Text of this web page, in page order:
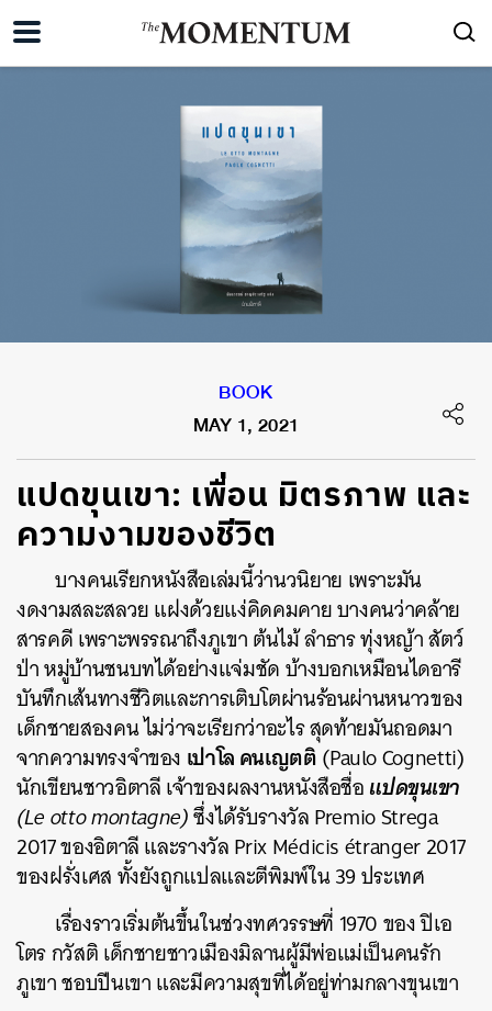
BOOK
MAY 1, 2021
แปดขุนเขา: เพื่อน มิตรภาพ และ
ความงามของชีวิต
บางคนเรียกหนังสือเล่มนี้ว่านวนิยาย เพราะมัน
งดงามสละสลวย แฝงด้วยแง่คิดคมคาย บางคนว่าคล้าย
สารคดี เพราะพรรณาถึงภูเขา ต้นไม้ ลำธาร ทุ่งหญ้า สัตว์
ป่า หมู่บ้านชนบทได้อย่างแจ่มชัด บ้างบอกเหมือนไดอารี
บันทึกเส้นทางชีวิตและการเติบโตผ่านร้อนผ่านหนาวของ
เด็กชายสองคน ไม่ว่าจะเรียกว่าอะไร สุดท้ายมันถอดมา
จากความทรงจำของ เปาโล คนเญตติ(Paulo Cognetti)
นักเขียนชาวอิตาลี เจ้าของผลงานหนังสือชื่อแปดขุนเขา
(Le otto montagne)ซึ่งได้รับรางวัล Premio Strega
2017 ของอิตาลี และรางวัลPrix Médicis étranger2017
ของฝรั่งเศส ทั้งยังถูกแปลและตีพิมพ์ใน 39 ประเทศ
เรื่องราวเริ่มต้นขึ้นในช่วงทศวรรษที่ 1970 ของปิเอ
โตร กวัสติเด็กชายชาวเมืองมิลานผู้มีพ่อแม่เป็นคนรัก
ภูเขา ชอบปีนเขา และมีความสุขที่ได้อยู่ท่ามกลางขุนเขา